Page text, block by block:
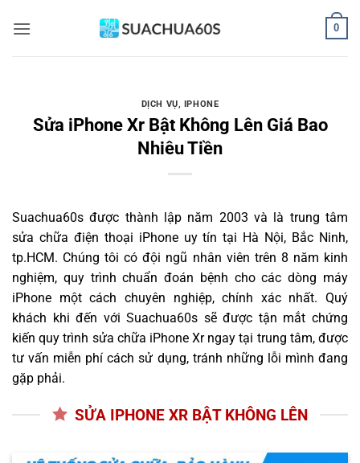
qua
0
DỊCH VỤ, IPHONE
Sửa iPhone Xr Bật Không Lên Giá Bao
Nhiêu Tiền
Suachua60s được thành lập năm 2003 và là trung tâm
sửa chữa điện thoại iPhone uy tín tại Hà Nội, Bắc Ninh,
tp.HCM. Chúng tôi có đội ngũ nhân viên trên 8 năm kinh
nghiệm, quy trình chuẩn đoán bệnh cho các dòng máy
iPhone một cách chuyên nghiệp, chính xác nhất. Quý
khách khi đến với Suachua60s sẽ được tận mắt chứng
kiến quy trình sửa chữa iPhone Xr ngay tại trung tâm, được
tư vấn miễn phí cách sử dụng, tránh những lỗi mình đang
gặp phải.
SỬA IPHONE XR BẬT KHÔNG LÊN